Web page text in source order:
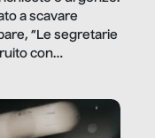
a scavare
“Le segretarie
con